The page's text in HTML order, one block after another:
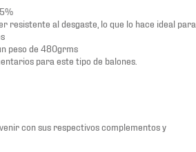
resistente al desgaste, lo que lo hace ideal para
peso de 480grms
para este tipo de balones.
con sus respectivos complementos y